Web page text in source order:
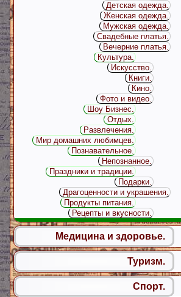
Детская одежда.
Женская одежда.
Мужская одежда.
Свадебные платья.
Вечерние платья.
Культура.
Искусство.
Книги.
Кино.
Фото и видео.
Шоу Бизнес.
Отдых.
Развлечения.
Мир домашних любимцев.
Познавательное.
Непознанное.
Праздники и традиции.
Подарки.
Драгоценности и украшения.
Продукты питания.
Рецепты и вкусности.
Медицина и здоровье.
Туризм.
Спорт.